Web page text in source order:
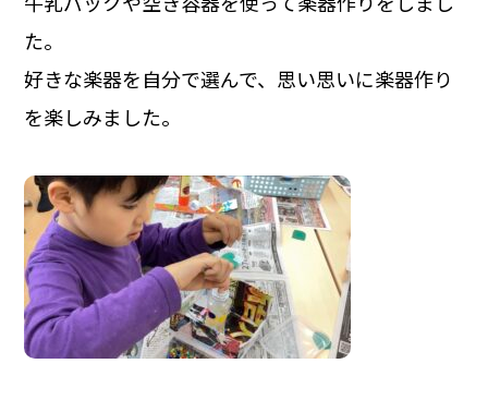
た。
好きな楽器を自分で選んで、思い思いに楽器作り
を楽しみました。